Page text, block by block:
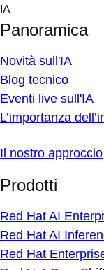
Skip
content
IA
Panoramica
Novità sull'IA
Blog tecnico
Eventi live sull'IA
L’importanza
Il nostro approccio
Prodotti
Red Hat AI
Red Hat AI
Red Hat